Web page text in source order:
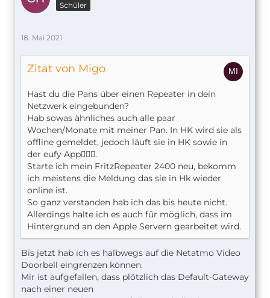
Schüler
18. Mai 2021
Zitat von Migo
Hast du die Pans über einen Repeater in dein
Netzwerk eingebunden?
Hab sowas ähnliches auch alle paar
Wochen/Monate mit meiner Pan. In HK wird sie als
offline gemeldet, jedoch läuft sie in HK sowie in
der eufy App🤷🏼‍♂️.
Starte ich mein FritzRepeater 2400 neu, bekomm
ich meistens die Meldung das sie in Hk wieder
online ist.
So ganz verstanden hab ich das bis heute nicht.
Allerdings halte ich es auch für möglich, dass im
Hintergrund an den Apple Servern gearbeitet wird.
Bis jetzt hab ich es halbwegs auf die Netatmo Video
Doorbell eingrenzen können.
Mir ist aufgefallen, dass plötzlich das Default-Gateway
nach einer neuen